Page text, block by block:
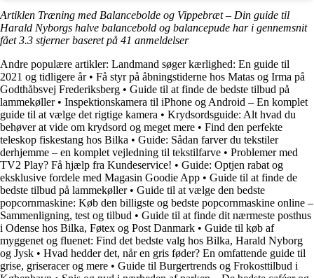
Artiklen Træning med Balancebolde og Vippebræt – Din guide til
Harald Nyborgs halve balancebold og balancepude har i gennemsnit
fået3.3 stjerner baseret på 41 anmeldelser
Andre populære artikler: Landmand søger kærlighed: En guide til
2021 og tidligere år• Få styr på åbningstiderne hos Matas og Irma på
Godthåbsvej Frederiksberg • Guide til at finde de bedste tilbud på
lammekøller• Inspektionskamera til iPhone og Android – En komplet
guide til at vælge det rigtige kamera • Krydsordsguide: Alt hvad du
behøver at vide om krydsord og meget mere • Find den perfekte
teleskop fiskestang hos Bilka • Guide: Sådan farver du tekstiler
derhjemme – en komplet vejledning til tekstilfarve • Problemer med
TV2 Play? Få hjælp fra Kundeservice! • Guide: Optjen rabat og
eksklusive fordele med Magasin Goodie App • Guide til at finde de
bedste tilbud på lammekøller• Guide til at vælge den bedste
popcornmaskine: Køb den billigste og bedste popcornmaskine online –
Sammenligning, test og tilbud • Guide til at finde dit nærmeste posthus
i Odense hos Bilka, Føtex og Post Danmark • Guide til køb af
myggenet og fluenet: Find det bedste valg hos Bilka, Harald Nyborg
og Jysk • Hvad hedder det, når en gris føder? En omfattende guide til
grise, griseracer og mere • Guide til Burgertrends og Frokosttilbud i